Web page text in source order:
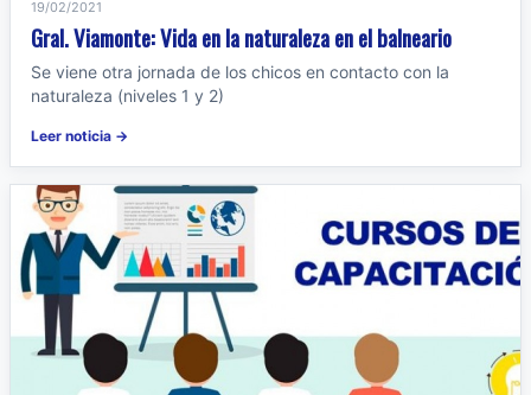
19/02/2021
Gral. Viamonte: Vida en la naturaleza en el balneario
Se viene otra jornada de los chicos en contacto con la
naturaleza (niveles 1 y 2)
Leer noticia →